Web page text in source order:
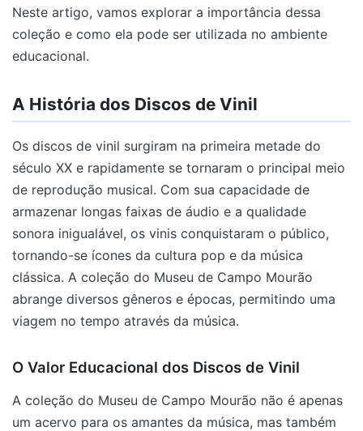
Neste artigo, vamos explorar a importância dessa
coleção e como ela pode ser utilizada no ambiente
educacional.
A História dos Discos de Vinil
Os discos de vinil surgiram na primeira metade do
século XX e rapidamente se tornaram o principal meio
de reprodução musical. Com sua capacidade de
armazenar longas faixas de áudio e a qualidade
sonora inigualável, os vinis conquistaram o público,
tornando-se ícones da cultura pop e da música
clássica. A coleção do Museu de Campo Mourão
abrange diversos gêneros e épocas, permitindo uma
viagem no tempo através da música.
O Valor Educacional dos Discos de Vinil
A coleção do Museu de Campo Mourão não é apenas
um acervo para os amantes da música, mas também